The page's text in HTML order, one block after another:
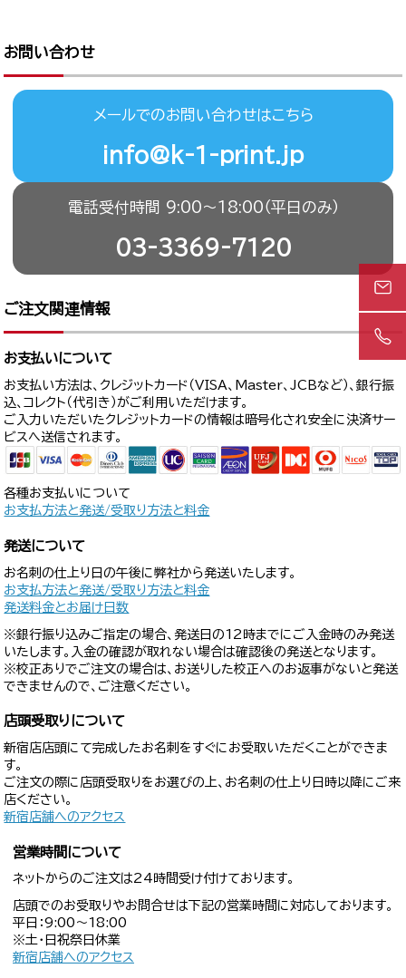
お問い合わせ
メールでのお問い合わせはこちら
info@k-1-print.jp
電話受付時間 9:00〜18:00（平日のみ）
03-3369-7120
ご注文関連情報
お支払いについて
お支払い方法は、クレジットカード（VISA、Master、JCBなど）、銀行振
込、コレクト（代引き）がご利用いただけます。
ご入力いただいたクレジットカードの情報は暗号化され安全に決済サー
ビスへ送信されます。
各種お支払いについて
お支払方法と発送/受取り方法と料金
発送について
お名刺の仕上り日の午後に弊社から発送いたします。
お支払方法と発送/受取り方法と料金
発送料金とお届け日数
※銀行振り込みご指定の場合、発送日の12時までにご入金時のみ発送
いたします。入金の確認が取れない場合は確認後の発送となります。
※校正ありでご注文の場合は、お送りした校正へのお返事がないと発送
できませんので、ご注意ください。
店頭受取りについて
新宿店店頭にて完成したお名刺をすぐにお受取いただくことができま
す。
ご注文の際に店頭受取りをお選びの上、お名刺の仕上り日時以降にご来
店ください。
新宿店舗へのアクセス
営業時間について
ネットからのご注文は24時間受け付けております。
店頭でのお受取りやお問合せは下記の営業時間に対応しております。
平日：9:00〜18:00
※土・日祝祭日休業
新宿店舗へのアクセス